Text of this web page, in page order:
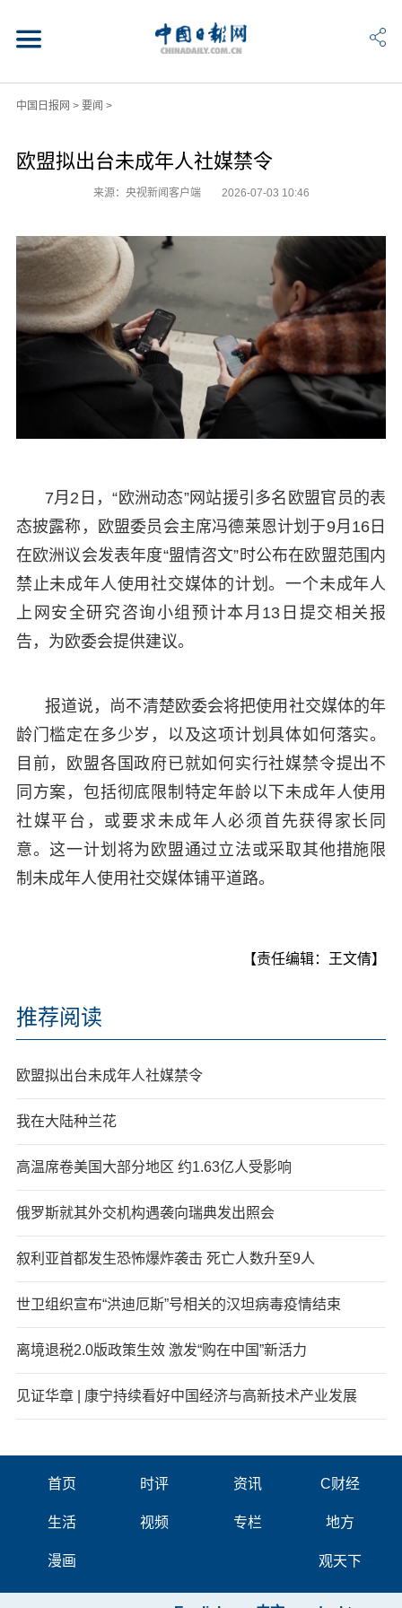
中国日报网 > 要闻 >
欧盟拟出台未成年人社媒禁令
来源：央视新闻客户端 2026-07-03 10:46
7月2日，“欧洲动态”网站援引多名欧盟官员的表
态披露称，欧盟委员会主席冯德莱恩计划于9月16日
在欧洲议会发表年度“盟情咨文”时公布在欧盟范围内
禁止未成年人使用社交媒体的计划。一个未成年人
上网安全研究咨询小组预计本月13日提交相关报
告，为欧委会提供建议。
报道说，尚不清楚欧委会将把使用社交媒体的年
龄门槛定在多少岁，以及这项计划具体如何落实。
目前，欧盟各国政府已就如何实行社媒禁令提出不
同方案，包括彻底限制特定年龄以下未成年人使用
社媒平台，或要求未成年人必须首先获得家长同
意。这一计划将为欧盟通过立法或采取其他措施限
制未成年人使用社交媒体铺平道路。
【责任编辑：王文倩】
推荐阅读
欧盟拟出台未成年人社媒禁令
我在大陆种兰花
高温席卷美国大部分地区 约1.63亿人受影响
俄罗斯就其外交机构遇袭向瑞典发出照会
叙利亚首都发生恐怖爆炸袭击 死亡人数升至9人
世卫组织宣布“洪迪厄斯”号相关的汉坦病毒疫情结束
离境退税2.0版政策生效 激发“购在中国”新活力
见证华章 | 康宁持续看好中国经济与高新技术产业发展
首页 时评 资讯 C财经
生活 视频 专栏 地方
漫画 观天下